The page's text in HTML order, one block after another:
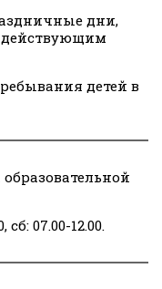
дни,
детей в
07.00-12.00.